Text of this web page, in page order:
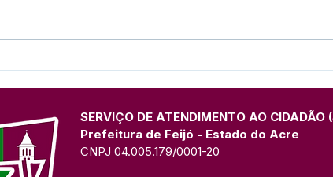
SERVIÇO DE ATENDIMENTO AO CIDADÃO
Prefeitura de Feijó - Estado do Acre
CNPJ 04.005.179/0001-20